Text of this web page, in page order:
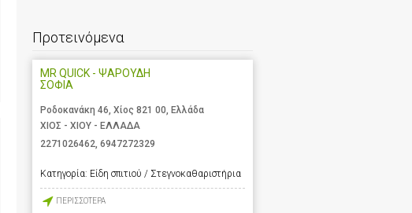
Προτεινόμενα
MR QUICK - ΨΑΡΟΥΔΗ
ΣΟΦΙΑ
Ροδοκανάκη 46, Χίος 821 00, Ελλάδα
ΧΙΟΣ - ΧΙΟΥ - ΕΛΛΑΔΑ
2271026462 6947272329
Κατηγορία: Είδη σπιτιού / Στεγνοκαθαριστήρια
ΠΕΡΙΣΣΟΤΕΡΑ